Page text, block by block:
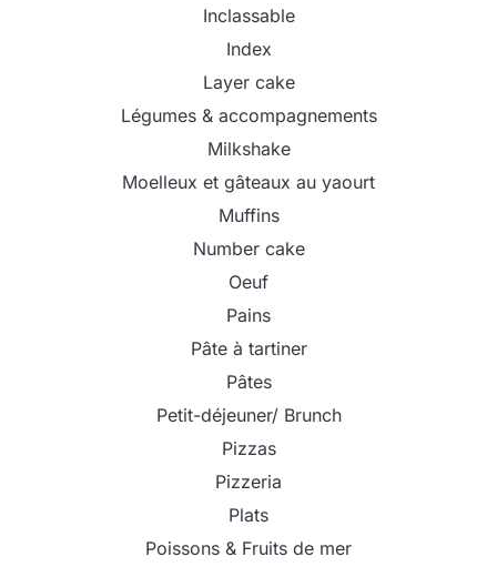
Inclassable
Index
Layer cake
Légumes & accompagnements
Milkshake
Moelleux et gâteaux au yaourt
Muffins
Number cake
Oeuf
Pains
Pâte à tartiner
Pâtes
Petit-déjeuner/ Brunch
Pizzas
Pizzeria
Plats
Poissons & Fruits de mer